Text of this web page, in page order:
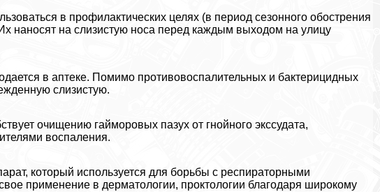
в профилактических целях (в период сезонного обострения
наносят на слизистую носа перед каждым выходом на улицу
в аптеке. Помимо противовоспалительных и бактерицидных
слизистую.
очищению гайморовых пазух от гнойного экссудата,
воспаления.
который используется для борьбы с респираторными
применение в дерматологии, проктологии благодаря широкому